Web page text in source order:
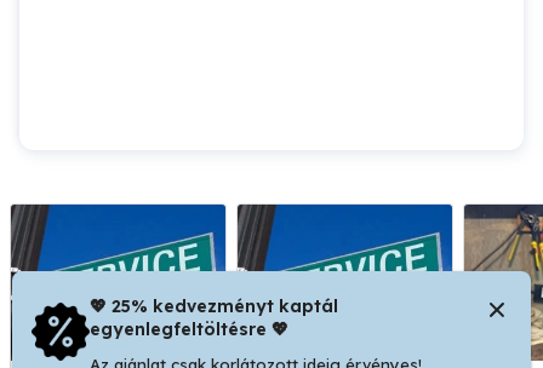
💖 25% kedvezményt kaptál
egyenlegfeltöltésre 💖